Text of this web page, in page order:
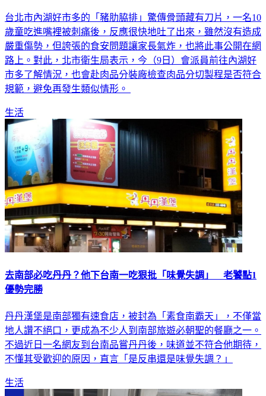
台北市內湖好市多的「豬肋脇排」驚傳骨頭藏有刀片，一名10
歲童吃進嘴裡被刺痛後，反應很快地吐了出來，雖然沒有造成
嚴重傷勢，但誇張的食安問題讓家長氣炸，也將此事公開在網
路上。對此，北市衛生局表示，今（9日）會派員前往內湖好
市多了解情況，也會赴肉品分裝廠檢查肉品分切製程是否符合
規範，避免再發生類似情形。
生活
去南部必吃丹丹？他下台南一吃狠批「味覺失調」 老饕點1
優勢完勝
丹丹漢堡是南部獨有速食店，被封為「素食南霸天」，不僅當
地人讚不絕口，更成為不少人到南部旅遊必朝聖的餐廳之一。
不過近日一名網友到台南品嘗丹丹後，味道並不符合他期待，
不懂其受歡迎的原因，直言「是反串還是味覺失調？」
生活